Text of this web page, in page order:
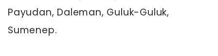
Payudan, Daleman, Guluk-Guluk,
Sumenep.